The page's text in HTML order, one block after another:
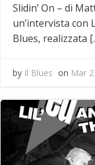
Slidin’ On – di
un’intervista con
Blues, realizzata
by Il Blues on Mar 2